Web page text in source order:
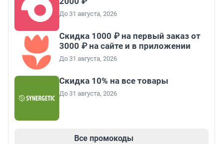
До 31 августа, 2026
Скидка 1000 ₽ на первый заказ от
3000 ₽ на сайте и в приложении
До 31 августа, 2026
Скидка 10% на все товары
До 31 августа, 2026
Все промокоды